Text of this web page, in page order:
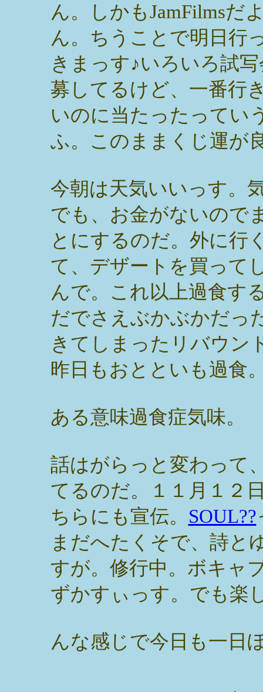
ん。しかもJamFilmsだ
ん。ちうことで明日行
きまっす♪いろいろ試
募してるけど、一番行
いのに当たったってい
ふ。このままくじ運が
今朝は天気いいっす。
でも、お金がないので
とにするのだ。外に行
て、デザートを買って
んで。これ以上過食す
だでさえぶかぶかだっ
きてしまったリバウン
昨日もおとといも過食
ある意味過食症気味。
話はがらっと変わって
てるのだ。１１月１２
ちらにも宣伝。 SOUL??
まだへたくそで、詩と
すが。修行中。ボキャ
ずかすぃっす。でも楽
んな感じで今日も一日